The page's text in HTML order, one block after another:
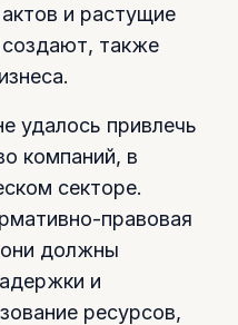
и растущие
также
удалось привлечь
компаний, в
секторе.
правовая
они должны
и
ресурсов,